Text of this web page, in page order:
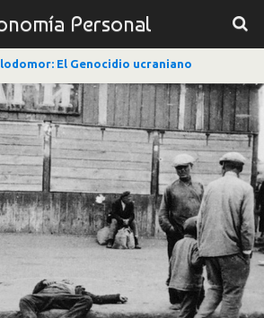
Personal
El Genocidio ucraniano